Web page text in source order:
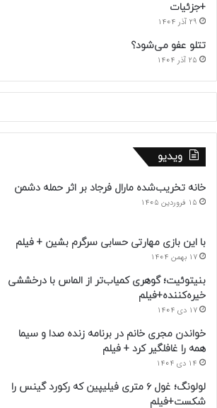
+جزئیات
29 آذر 1404
تتلو عفو می‌شود؟
25 آذر 1404
ویدیو
خانه تخریب‌شده مارال فرجاد بر اثر حمله دشمن
15 فروردین 1405
با این بازی مهارتی حسابی سرگرم بشین + فیلم
17 بهمن 1404
بنیتوئیت؛ گوهری کمیاب‌تر از الماس با درخششی
خیره‌کننده+فیلم
17 دی 1404
خواندن مجری خانم در برنامه زنده صدا و سیما
همه را غافلگیر کرد + فیلم
14 دی 1404
لولونگ؛ غول ۶ متری فیلیپین که رکورد گینس را
شکست+فیلم